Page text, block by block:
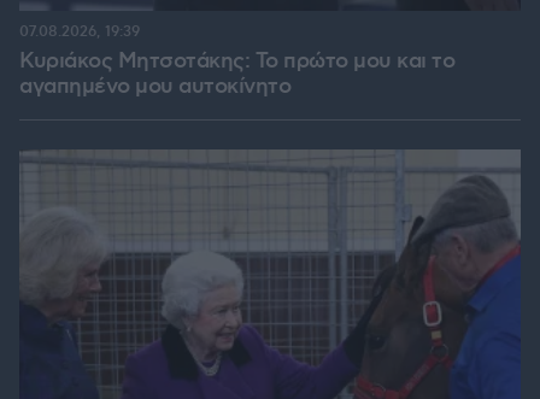
Κυριάκος Μητσοτάκης: Το πρώτο μου και το
αγαπημένο μου αυτοκίνητο
07.08.2026, 19:39